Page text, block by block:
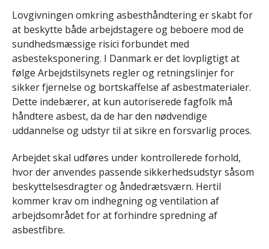
Lovgivningen omkring asbesthåndtering er skabt for
at beskytte både arbejdstagere og beboere mod de
sundhedsmæssige risici forbundet med
asbesteksponering. I Danmark er det lovpligtigt at
følge Arbejdstilsynets regler og retningslinjer for
sikker fjernelse og bortskaffelse af asbestmaterialer.
Dette indebærer, at kun autoriserede fagfolk må
håndtere asbest, da de har den nødvendige
uddannelse og udstyr til at sikre en forsvarlig proces.
Arbejdet skal udføres under kontrollerede forhold,
hvor der anvendes passende sikkerhedsudstyr såsom
beskyttelsesdragter og åndedrætsværn. Hertil
kommer krav om indhegning og ventilation af
arbejdsområdet for at forhindre spredning af
asbestfibre.